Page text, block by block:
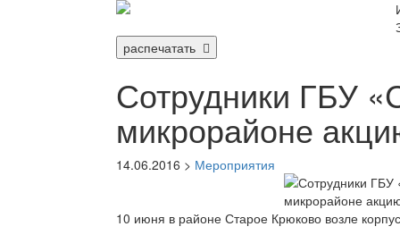
распечатать
Сотрудники ГБУ
микрорайоне
14.06.2016 > Мероприятия
10 июня в районе Старое Крюково возле